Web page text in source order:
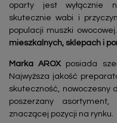
oparty jest wyłącznie
skutecznie wabi i
populacji muszki owocowej.
mieszkalnych, sklepach i
Marka AROX posiada
Najwyższa jakość
skuteczność, nowoczesny
poszerzany asortyment,
znaczącej pozycji na rynku.